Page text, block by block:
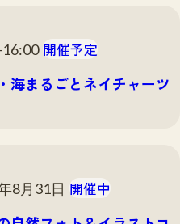
開催予定
海まるごとネイチャーツ
8月31日 開催中